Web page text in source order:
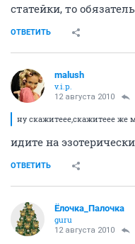
статейки, то
ОТВЕТИТЬ
malush
v.i.p.
12 августа 2010
ну скажитеее,скажитеее же
идите на
ОТВЕТИТЬ
Ёлочка_Палочка
guru
12 августа 2010